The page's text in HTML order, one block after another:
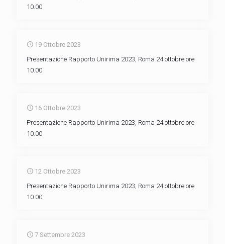
10.00
19 Ottobre 2023
Presentazione Rapporto Unirima 2023, Roma 24 ottobre ore
10.00
16 Ottobre 2023
Presentazione Rapporto Unirima 2023, Roma 24 ottobre ore
10.00
12 Ottobre 2023
Presentazione Rapporto Unirima 2023, Roma 24 ottobre ore
10.00
7 Settembre 2023